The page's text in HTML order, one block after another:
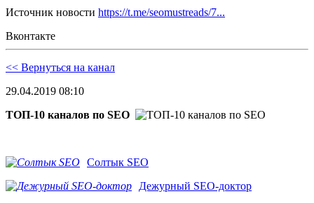
Источник новости https://t.me/seomustreads/7...
Вконтакте
<< Вернуться на канал
29.04.2019 08:10
ТОП-10 каналов по SEO
Солтык SEO
Дежурный SEO-доктор